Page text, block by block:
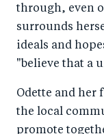
through, even
surrounds
ideals and
"believe that a
Odette and her
the local
promote